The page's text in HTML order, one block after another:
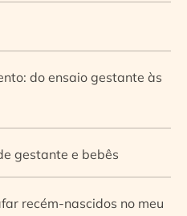
do ensaio gestante às
gestante e bebês
recém-nascidos no meu